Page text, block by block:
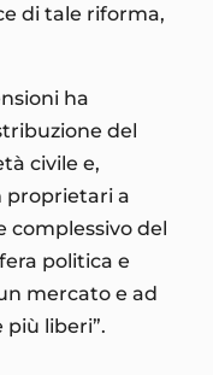
di tale riforma,
ha
del
civile e,
proprietari a
complessivo del
politica e
mercato e ad
liberi”.